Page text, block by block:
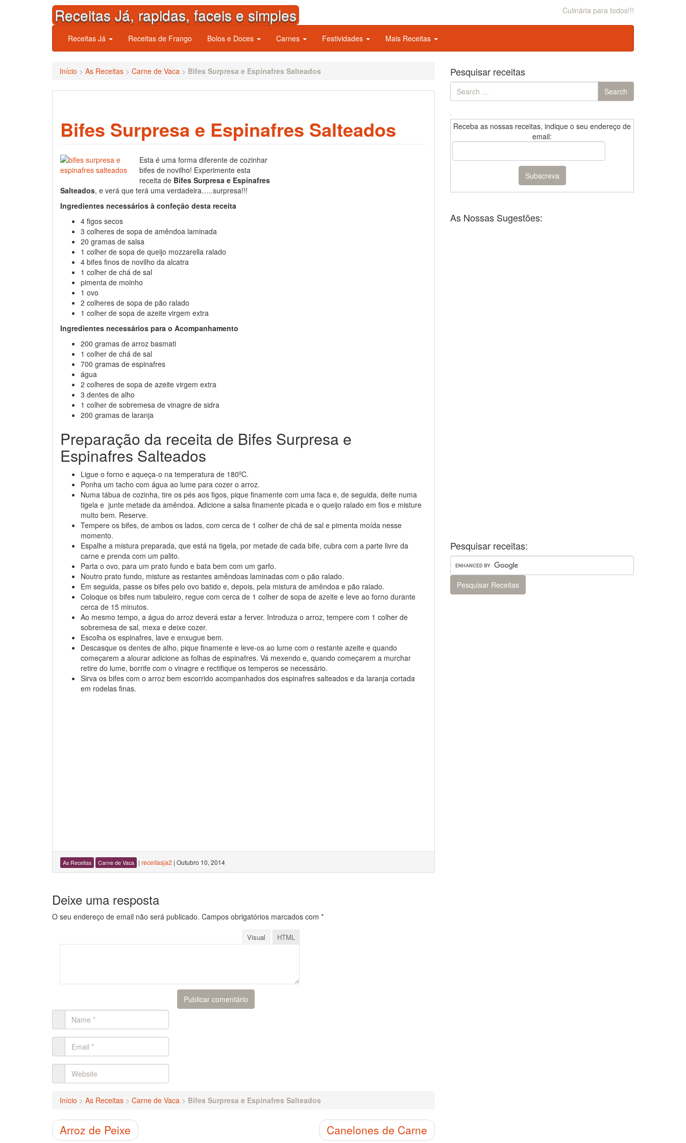
Receitas Já, rapidas, faceis e simples Culinária para todos!!!
Receitas Já Receitas de Frango Bolos e Doces Carnes Festividades Mais Receitas
Início > As Receitas > Carne de Vaca > Bifes Surpresa e Espinafres Salteados
Bifes Surpresa e Espinafres Salteados
Esta é uma forma diferente de cozinhar
bifes de novilho! Experimente esta
receita de Bifes Surpresa e Espinafres
Salteados, e verá que terá uma verdadeira…..surpresa!!!
Ingredientes necessários à confeção desta receita
4 figos secos
3 colheres de sopa de amêndoa laminada
20 gramas de salsa
1 colher de sopa de queijo mozzarella ralado
4 bifes finos de novilho da alcatra
1 colher de chá de sal
pimenta de moinho
1 ovo
2 colheres de sopa de pão ralado
1 colher de sopa de azeite virgem extra
Ingredientes necessários para o Acompanhamento
200 gramas de arroz basmati
1 colher de chá de sal
700 gramas de espinafres
água
2 colheres de sopa de azeite virgem extra
3 dentes de alho
1 colher de sobremesa de vinagre de sidra
200 gramas de laranja
Preparação da receita de Bifes Surpresa e
Espinafres Salteados
Ligue o forno e aqueça-o na temperatura de 180ºC.
Ponha um tacho com água ao lume para cozer o arroz.
Numa tábua de cozinha, tire os pés aos figos, pique finamente com uma faca e, de seguida, deite numa
tigela e junte metade da amêndoa. Adicione a salsa finamente picada e o queijo ralado em fios e misture
muito bem. Reserve.
Tempere os bifes, de ambos os lados, com cerca de 1 colher de chá de sal e pimenta moída nesse
momento.
Espalhe a mistura preparada, que está na tigela, por metade de cada bife, cubra com a parte livre da
carne e prenda com um palito.
Parta o ovo, para um prato fundo e bata bem com um garfo.
Noutro prato fundo, misture as restantes amêndoas laminadas com o pão ralado.
Em seguida, passe os bifes pelo ovo batido e, depois, pela mistura de amêndoa e pão ralado.
Coloque os bifes num tabuleiro, regue com cerca de 1 colher de sopa de azeite e leve ao forno durante
cerca de 15 minutos.
Ao mesmo tempo, a água do arroz deverá estar a ferver. Introduza o arroz, tempere com 1 colher de
sobremesa de sal, mexa e deixe cozer.
Escolha os espinafres, lave e enxugue bem.
Descasque os dentes de alho, pique finamente e leve-os ao lume com o restante azeite e quando
começarem a alourar adicione as folhas de espinafres. Vá mexendo e, quando começarem a murchar
retire do lume, borrife com o vinagre e rectifique os temperos se necessário.
Sirva os bifes com o arroz bem escorrido acompanhados dos espinafres salteados e da laranja cortada
em rodelas finas.
As Receitas Carne de Vaca | receitasja2 | Outubro 10, 2014
Deixe uma resposta
O seu endereço de email não será publicado. Campos obrigatórios marcados com *
Visual HTML
Início > As Receitas > Carne de Vaca > Bifes Surpresa e Espinafres Salteados
Canelones de Carne
Arroz de Peixe
Pesquisar receitas
Search
for:
Search
Receba as nossas receitas, indique o seu endereço de
email:
As Nossas Sugestões:
Pesquisar receitas: